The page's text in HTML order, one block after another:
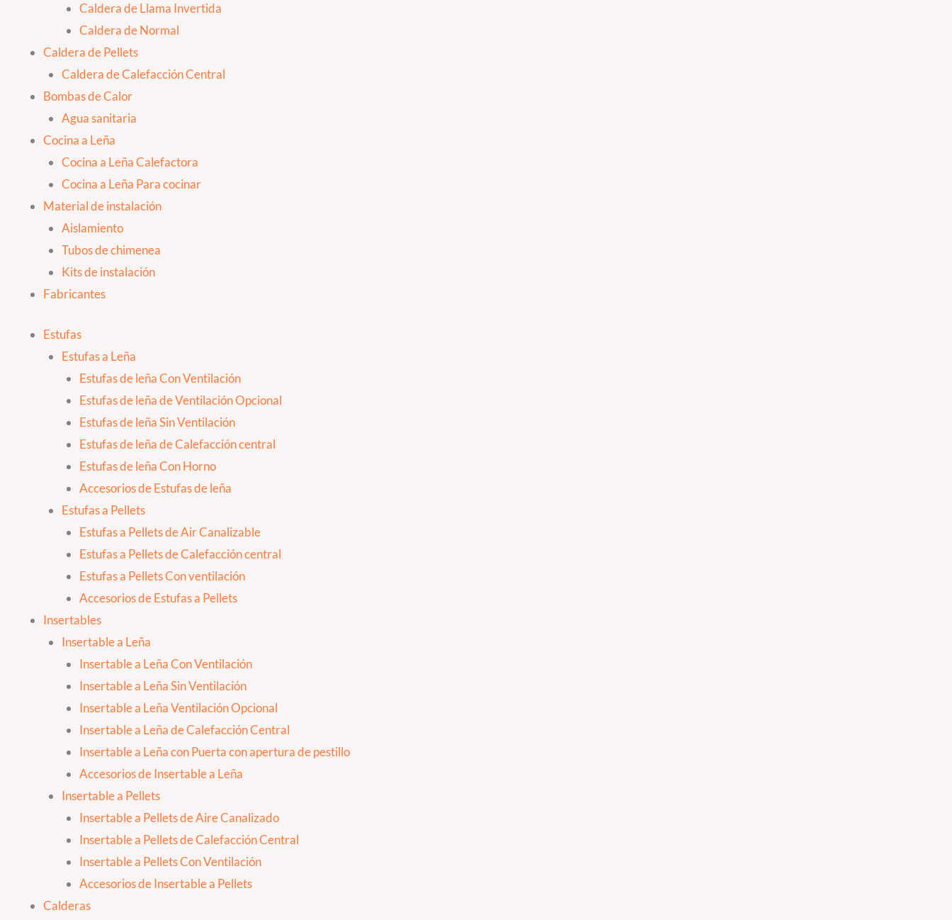
Caldera de Llama Invertida
Caldera de Normal
Caldera de Pellets
Caldera de Calefacción Central
Bombas de Calor
Agua sanitaria
Cocina a Leña
Cocina a Leña Calefactora
Cocina a Leña Para cocinar
Material de instalación
Aislamiento
Tubos de chimenea
Kits de instalación
Fabricantes
Estufas
Estufas a Leña
Estufas de leña Con Ventilación
Estufas de leña de Ventilación Opcional
Estufas de leña Sin Ventilación
Estufas de leña de Calefacción central
Estufas de leña Con Horno
Accesorios de Estufas de leña
Estufas a Pellets
Estufas a Pellets de Air Canalizable
Estufas a Pellets de Calefacción central
Estufas a Pellets Con ventilación
Accesorios de Estufas a Pellets
Insertables
Insertable a Leña
Insertable a Leña Con Ventilación
Insertable a Leña Sin Ventilación
Insertable a Leña Ventilación Opcional
Insertable a Leña de Calefacción Central
Insertable a Leña con Puerta con apertura de pestillo
Accesorios de Insertable a Leña
Insertable a Pellets
Insertable a Pellets de Aire Canalizado
Insertable a Pellets de Calefacción Central
Insertable a Pellets Con Ventilación
Accesorios de Insertable a Pellets
Calderas